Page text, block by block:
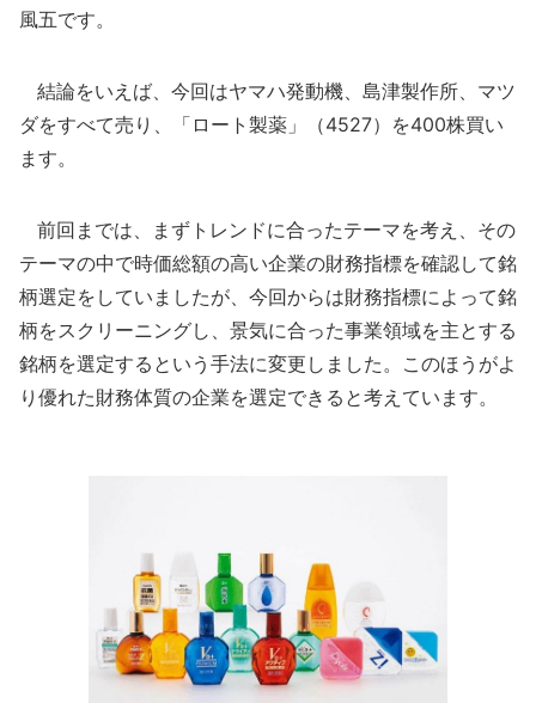
風五です。
結論をいえば、今回はヤマハ発動機、島津製作所、マツ
ダをすべて売り、「ロート製薬」（4527）を400株買い
ます。
前回までは、まずトレンドに合ったテーマを考え、その
テーマの中で時価総額の高い企業の財務指標を確認して銘
柄選定をしていましたが、今回からは財務指標によって銘
柄をスクリーニングし、景気に合った事業領域を主とする
銘柄を選定するという手法に変更しました。このほうがよ
り優れた財務体質の企業を選定できると考えています。